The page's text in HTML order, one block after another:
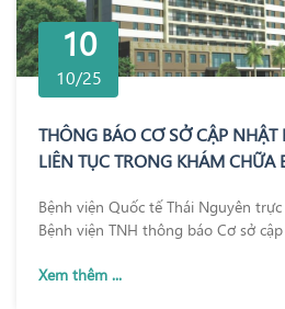
10
10/25
THÔNG BÁO CƠ SỞ CẬP NHẬT
LIÊN TỤC TRONG KHÁM CHỮA
Bệnh viện Quốc tế Thái Nguyên
Bệnh viện TNH thông báo Cơ sở
Xem thêm ...